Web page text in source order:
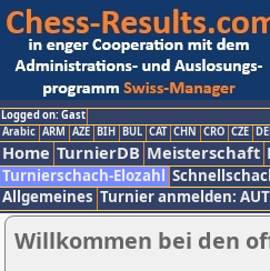
Logged on: Gast
Arabic ARM AZE BIH BUL CAT CHN CRO CZE
Home TurnierDB Meisterschaft
Turnierschach-Elozahl
Allgemeines Turnier anmelden: AUT
Willkommen bei den